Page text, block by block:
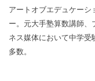
アートオブエデュケーシ
ー。元大手塾算数講師
ネス媒体において中学
多数。